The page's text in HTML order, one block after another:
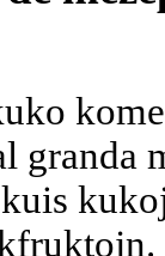
granda